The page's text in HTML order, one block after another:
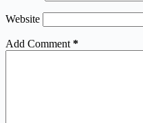
Website
Add Comment *